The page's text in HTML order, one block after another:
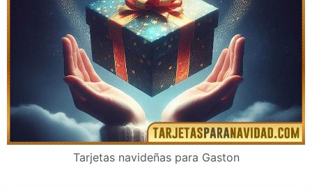
Tarjetas de navidad cristianas para Gaston